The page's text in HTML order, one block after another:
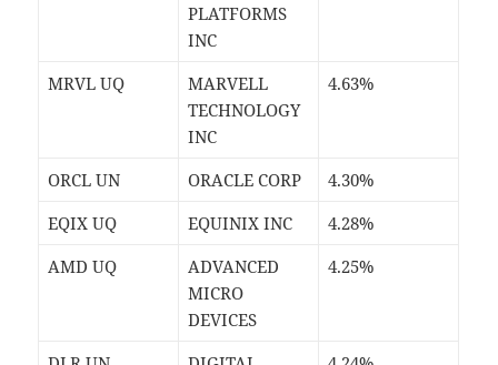
PLATFORMS
INC
MRVL UQ
MARVELL
TECHNOLOGY
INC
4.63%
ORCL UN ORACLE CORP
4.30%
EQIX UQ
EQUINIX INC
4.28%
AMD UQ
ADVANCED
MICRO
DEVICES
4.25%